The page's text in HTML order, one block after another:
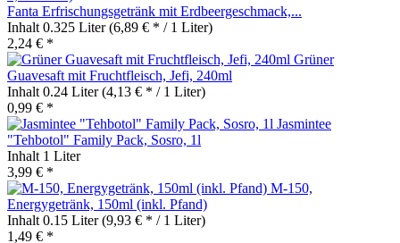
Fanta Erfrischungsgetränk mit Erdbeergeschmack,...
Inhalt 0.325 Liter(6,89 € * / 1 Liter)
2,24 € *
Grüner
Guavesaft mit Fruchtfleisch, Jefi, 240ml
Inhalt 0.24 Liter(4,13 € * / 1 Liter)
0,99 € *
Jasmintee
"Tehbotol" Family Pack, Sosro, 1l
Inhalt 1 Liter
3,99 € *
M-150,
Energygetränk, 150ml (inkl. Pfand)
Inhalt 0.15 Liter(9,93 € * / 1 Liter)
1,49 € *